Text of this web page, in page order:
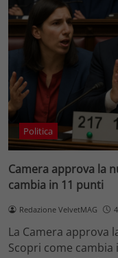
Politica
Camera approva la
cambia in 11 punti
Redazione VelvetMAG
La Camera approva
Scopri come